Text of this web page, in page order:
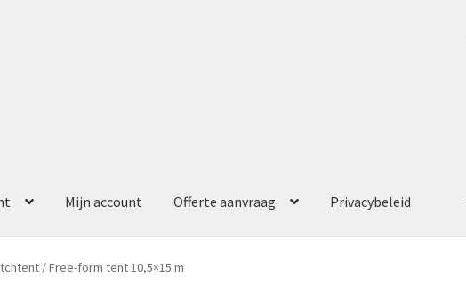
Mijn account Offerte aanvraag Privacybeleid
Offerte aanvraagPrivacybeleid
/ Free-form tent 10,5×15 m